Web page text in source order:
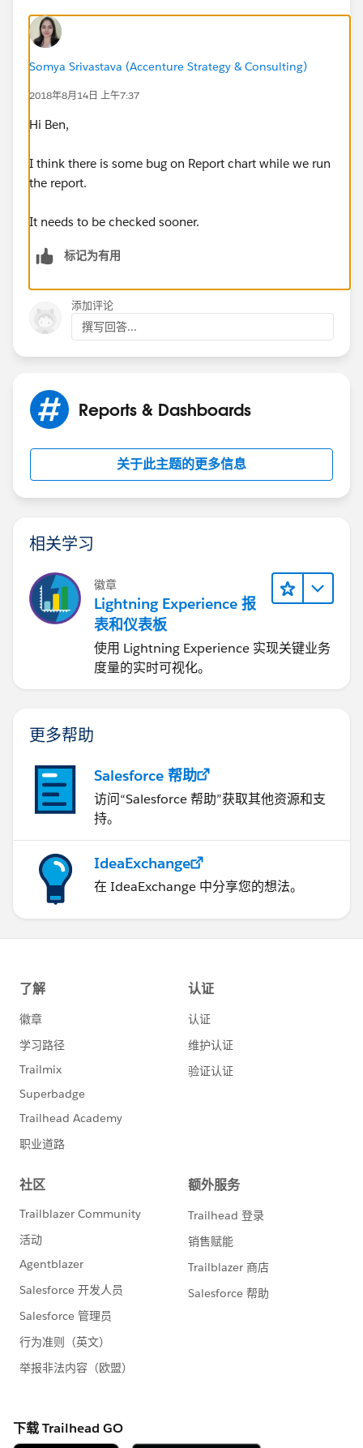
Somya Srivastava (Accenture Strategy & Consulting)
2018年8月14日 上午7:37
Hi Ben,
I think there is some bug on Report chart while we run
the report.
It needs to be checked sooner.
标记为有用
添加评论
撰写回答...
Reports & Dashboards
关于此主题的更多信息
相关学习
徽章
Lightning Experience 报
表和仪表板
使用 Lightning Experience 实现关键业务
度量的实时可视化。
更多帮助
Salesforce 帮助
访问“Salesforce 帮助”获取其他资源和支
持。
IdeaExchange
在 IdeaExchange 中分享您的想法。